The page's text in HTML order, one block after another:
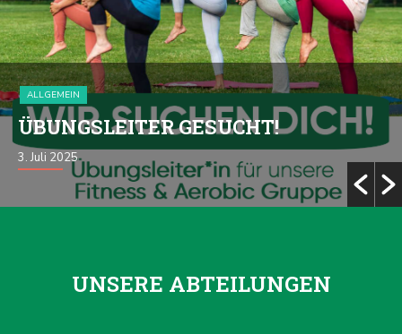
ALLGEMEIN
ÜBUNGSLEITER GESUCHT!
3. Juli 2025
UNSERE ABTEILUNGEN